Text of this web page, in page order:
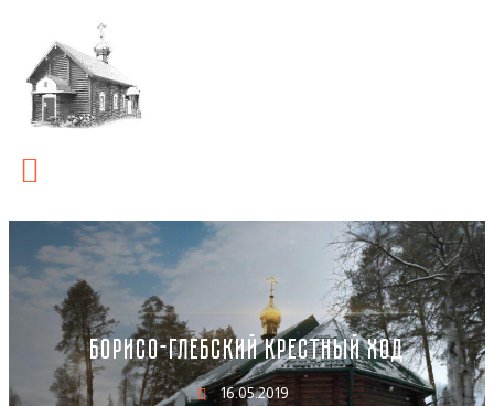
БОРИСО-ГЛЕБСКИЙ КРЕСТНЫЙ ХОД
16.05.2019